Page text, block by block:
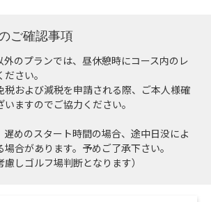
ご確認事項
外のプランでは、昼休憩時にコース内のレ
さい。
税および減税を申請される際、ご本人様確
ますのでご協力ください。
めのスタート時間の場合、途中日没によ
合があります。予めご了承下さい。
慮しゴルフ場判断となります）